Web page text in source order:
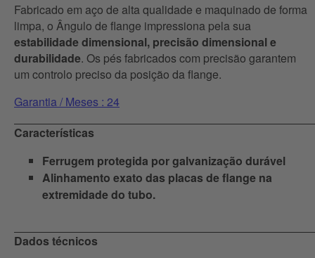
Fabricado em aço de alta qualidade e maquinado de forma
limpa, o Ângulo de flange impressiona pela sua
estabilidade dimensional, precisão dimensional e
durabilidade. Os pés fabricados com precisão garantem
um controlo preciso da posição da flange.
Garantia / Meses : 24
Características
Ferrugem protegida por galvanização durável
Alinhamento exato das placas de flange na
extremidade do tubo.
Dados técnicos